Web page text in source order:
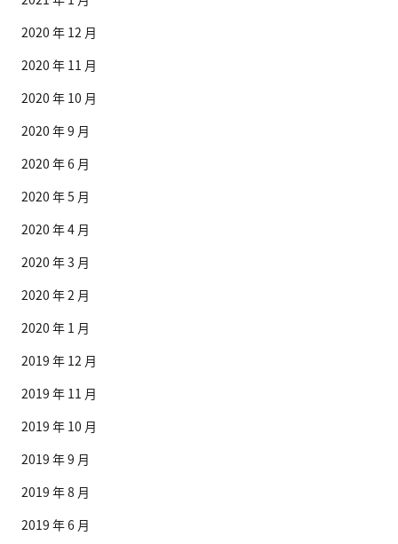
2020 年 12 月
2020 年 11 月
2020 年 10 月
2020 年 9 月
2020 年 6 月
2020 年 5 月
2020 年 4 月
2020 年 3 月
2020 年 2 月
2020 年 1 月
2019 年 12 月
2019 年 11 月
2019 年 10 月
2019 年 9 月
2019 年 8 月
2019 年 6 月